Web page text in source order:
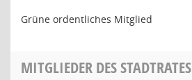
Grüne ordentliches Mitglied
MITGLIEDER DES STADTRATES